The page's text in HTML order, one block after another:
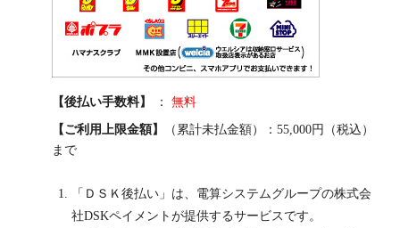
【後払い手数料】 ： 無料
【ご利用上限金額】
（累計未払金額）：55,000円（税込）
まで
「ＤＳＫ後払い」は、電算システムグループの株式会
社DSKペイメントが提供するサービスです。